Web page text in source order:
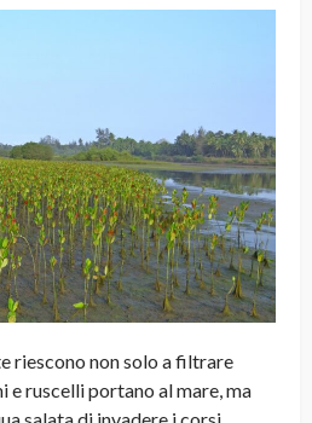
riescono non solo a filtrare
ruscelli portano al mare, ma